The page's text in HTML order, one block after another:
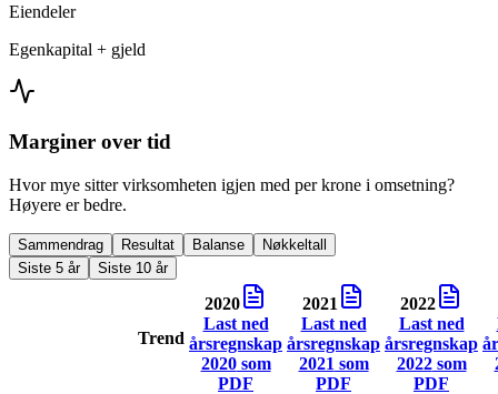
Eiendeler
Egenkapital + gjeld
Marginer over tid
Hvor mye sitter virksomheten igjen med per krone i omsetning?
Høyere er bedre.
Sammendrag Resultat Balanse
Nøkkeltall
Siste 5 år
Siste 10 år
Trend
2020
Last ned
årsregnskap
2020som
PDF
2021
Last ned
årsregnskap
2021 som
PDF
2022
Last ned
årsregnskap
2022som
PDF